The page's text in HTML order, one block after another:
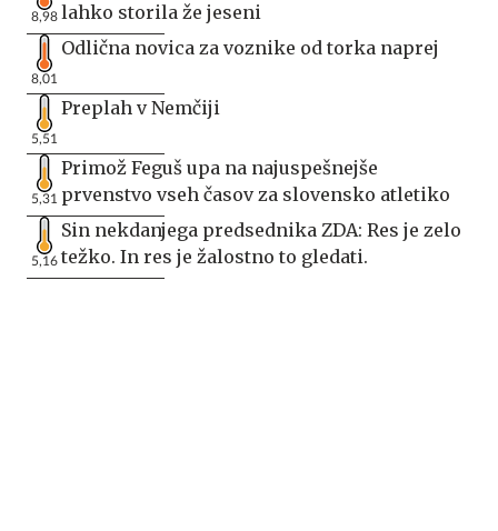
8,98 lahko storila že jeseni
8,01
Odlična novica za voznike od torka naprej
5,51
Preplah v Nemčiji
5,31
Primož Feguš upa na najuspešnejše
prvenstvo vseh časov za slovensko atletiko
5,16
Sin nekdanjega predsednika ZDA: Res je zelo
težko. In res je žalostno to gledati.